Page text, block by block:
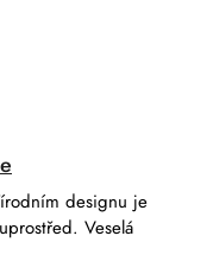
designu je
Veselá